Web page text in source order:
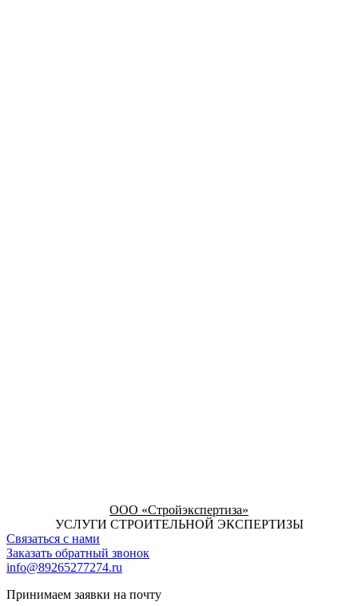
ООО «Стройэкспертиза»
УСЛУГИ СТРОИТЕЛЬНОЙ ЭКСПЕРТИЗЫ
Связаться с нами
Заказать обратный звонок
info@89265277274.ru
Принимаем заявки на почту